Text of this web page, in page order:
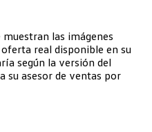
las imágenes
real disponible en su
según la versión del
su asesor de ventas por